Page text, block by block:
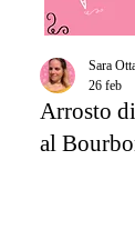
Arrosto
al
Sara
26 feb